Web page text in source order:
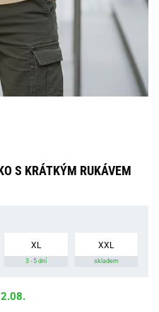
S KRÁTKÝM RUKÁVEM
XL
3 - 5 dní
XXL
skladem